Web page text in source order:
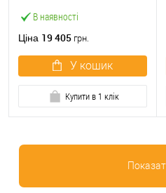
В наявності
точковий вверх-вниз
Ціна 19 405 грн.
У кошик
Купити в 1 клік